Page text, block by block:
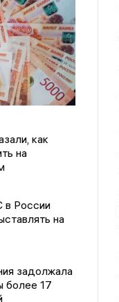
как
на
в России
на
задолжала
более 17